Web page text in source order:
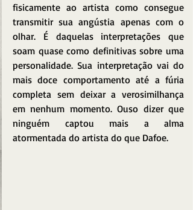
fisicamente ao artista como consegue
transmitir sua angústia apenas com o
olhar. É daquelas interpretações que
soam quase como definitivas sobre uma
personalidade. Sua interpretação vai do
mais doce comportamento até a fúria
completa sem deixar a verosimilhança
em nenhum momento. Ouso dizer que
ninguém captou mais a alma
atormentada do artista do que Dafoe.